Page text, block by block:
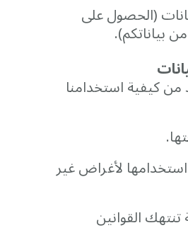
(الحصولعلى
منبياناتكم).
منكيفيةاستخدامنا
استخدامهالأغراضغير
تنتهكالقوانين